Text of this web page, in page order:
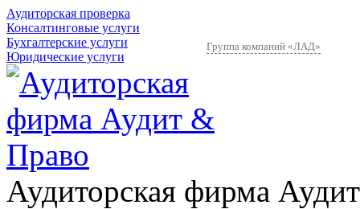
Аудиторская проверка
Консалтинговые услуги
Бухгалтерские услуги
Юридические услуги
Группа компаний «ЛАД»
Аудиторская фирма